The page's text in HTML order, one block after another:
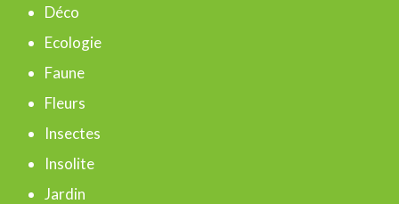
c
h
e
r
Déco
Ecologie
Faune
Fleurs
Insectes
Insolite
Jardin